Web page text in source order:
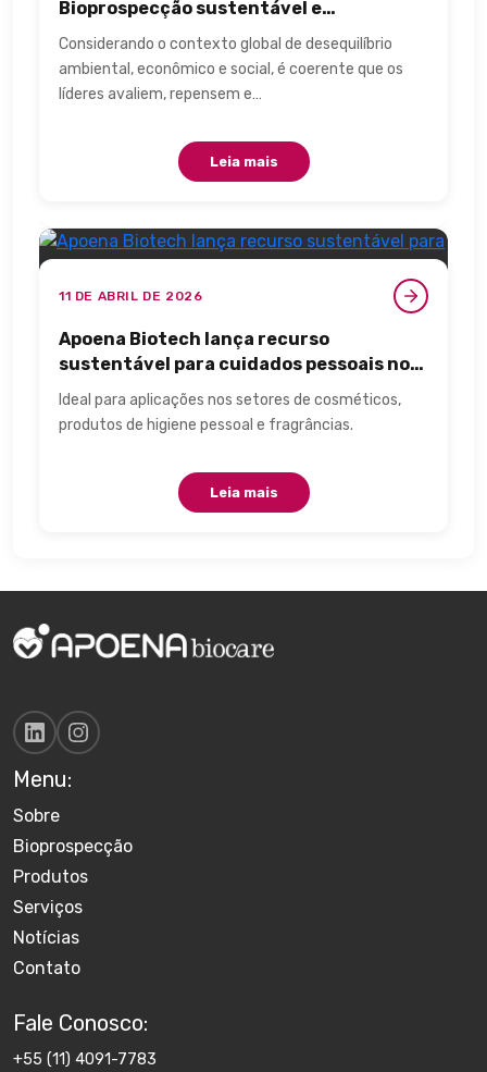
Bioprospecção sustentável e
biotecnologia
Considerando o contexto global de desequilíbrio
ambiental, econômico e social, é coerente que os
líderes avaliem, repensem e…
Leia mais
11 DE ABRIL DE 2026
Apoena Biotech lança recurso
sustentável para cuidados pessoais no
Brasil.
Ideal para aplicações nos setores de cosméticos,
produtos de higiene pessoal e fragrâncias.
Leia mais
Menu:
Sobre
Bioprospecção
Produtos
Serviços
Notícias
Contato
Fale Conosco:
+55 (11) 4091-7783